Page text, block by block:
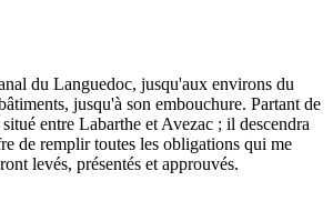
du Languedoc, jusqu'aux environs du
jusqu'à son embouchure. Partant de
entre Labarthe et Avezac ; il descendra
de remplir toutes les obligations qui me
levés, présentés et approuvés.